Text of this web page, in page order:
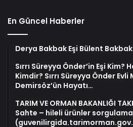
En Güncel Haberler
Derya Bakbak Eşi Bülent
Sırrı Süreyya Önder’in Eşi
Kimdir? Sırrı Süreyya Önder
Demirsöz’ün Hayatı…
TARIM VE ORMAN BAKANLIĞI
Sahte – hileli ürünler sorgulama